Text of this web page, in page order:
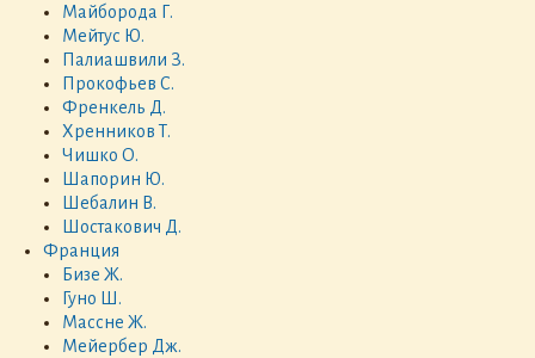
Майборода Г.
Мейтус Ю.
Палиашвили З.
Прокофьев С.
Френкель Д.
Хренников Т.
Чишко О.
Шапорин Ю.
Шебалин В.
Шостакович Д.
Франция
Бизе Ж.
Гуно Ш.
Массне Ж.
Мейербер Дж.